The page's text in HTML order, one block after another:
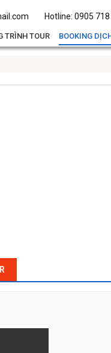
Hotline: 0905 718
TRÌNH TOUR BOOKING